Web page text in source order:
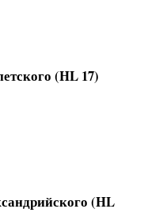
(HL 17)
(HL